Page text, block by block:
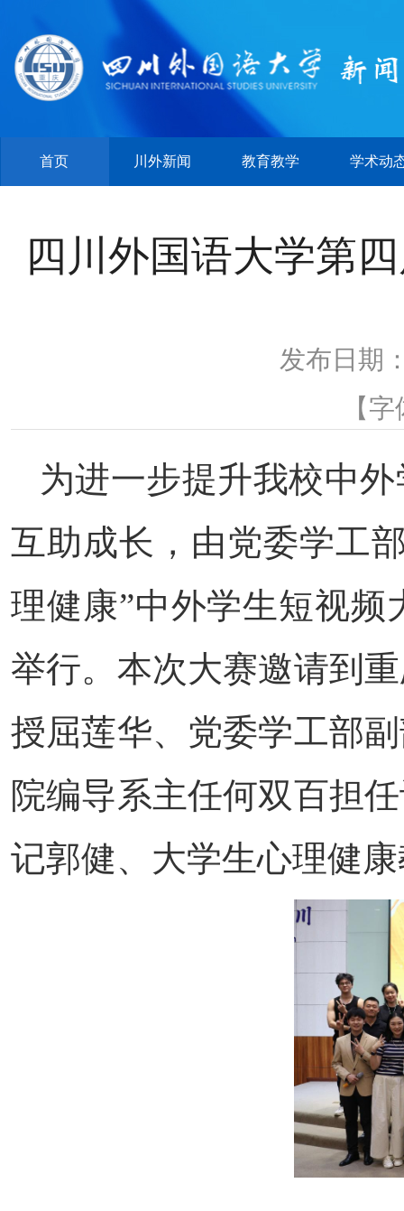
首页 川外新闻 教育教学 学术动
四川外国语大学第
发布日期
【
为进一步提升我校中
互助成长，由党委学工
理健康”中外学生短视
举行。本次大赛邀请到
授屈莲华、党委学工部
院编导系主任何双百担
记郭健、大学生心理健